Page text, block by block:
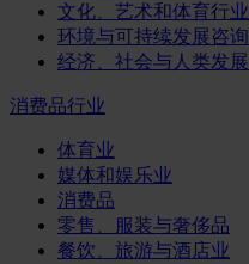
文化、艺术和体育行业
环境与可持续发展咨询
经济、社会与人类发展
消费品行业
体育业
媒体和娱乐业
消费品
零售、服装与奢侈品
餐饮、旅游与酒店业